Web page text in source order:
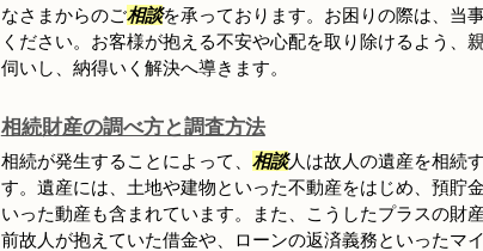
なさまからのご相談を承っております。お困りの際は、当
ください。お客様が抱える不安や心配を取り除けるよう、
伺いし、納得いく解決へ導きます。
相続財産の調べ方と調査方法
相続が発生することによって、 相談人は故人の遺産を相続
す。遺産には、土地や建物といった不動産をはじめ、預貯
いった動産も含まれています。また、こうしたプラスの財
前故人が抱えていた借金や、ローンの返済義務といったマ